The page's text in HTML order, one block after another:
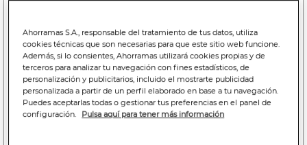
15,90€ 2,00€
Ahorramas S.A., responsable del tratamiento de tus datos, utiliza
cookies técnicas que son necesarias para que este sitio web funcione.
Además, si lo consientes, Ahorramas utilizará cookies propias y de
terceros para analizar tu navegación con fines estadísticos, de
personalización y publicitarios, incluido el mostrarte publicidad
personalizada a partir de un perfil elaborado en base a tu navegación.
Puedes aceptarlas todas o gestionar tus preferencias en el panel de
configuración.
Pulsa aquí para tener más información